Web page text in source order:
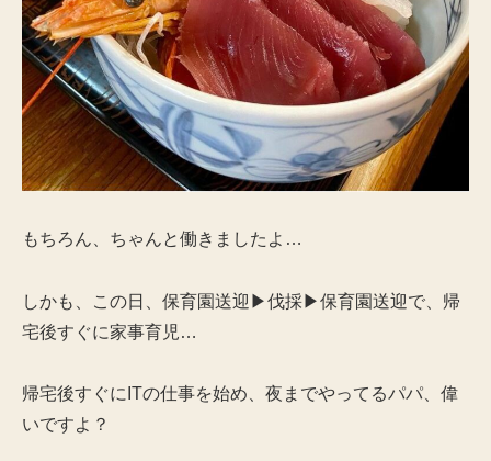
もちろん、ちゃんと働きましたよ…
しかも、この日、保育園送迎▶︎伐採▶︎保育園送迎で、帰
宅後すぐに家事育児…
帰宅後すぐにITの仕事を始め、夜までやってるパパ、偉
いですよ？